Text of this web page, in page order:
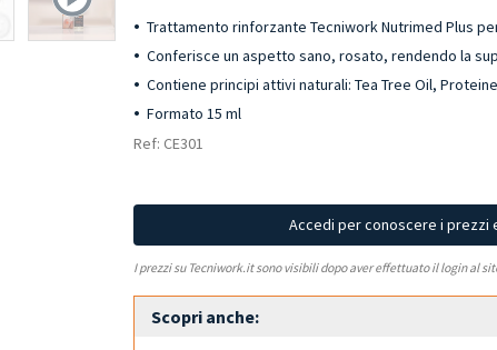
Trattamento rinforzante Tecniwork Nutrimed Plus
Conferisce un aspetto sano, rosato, rendendo la
Contiene principi attivi naturali: Tea Tree Oil,
Formato 15 ml
Ref: CE301
Accedi per conoscere i prezzi
I prezzi su Tecniwork.it sono visibili dopo aver effettuato il login al
Scopri anche: